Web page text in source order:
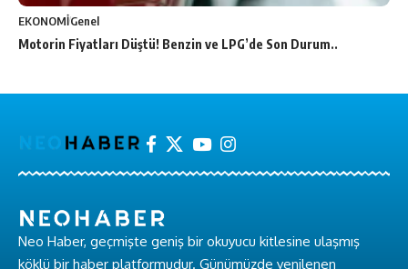
EKONOMİGenel
Motorin Fiyatları Düştü! Benzin ve LPG’de Son Durum..
Neo Haber, geçmişte geniş bir okuyucu kitlesine ulaşmış
köklü bir haber platformudur. Günümüzde yenilenen